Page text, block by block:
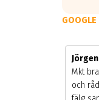
GOOGLE
Mkt
och